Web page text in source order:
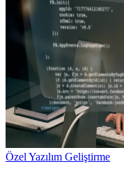
Özel Yazılım Geliştirme